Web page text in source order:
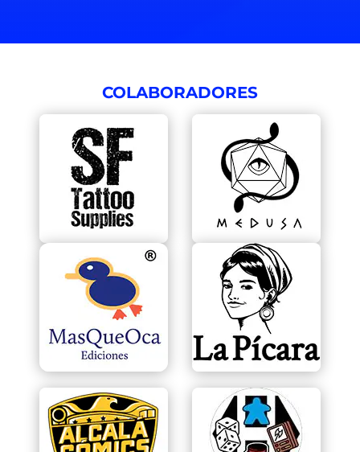
COLABORADORES